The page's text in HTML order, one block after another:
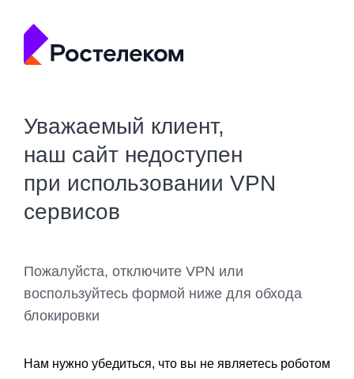
Уважаемый клиент,
наш сайт недоступен
при использовании VPN
сервисов
Пожалуйста, отключите VPN или
воспользуйтесь формой ниже для обхода
блокировки
Нам нужно убедиться, что вы не являетесь роботом